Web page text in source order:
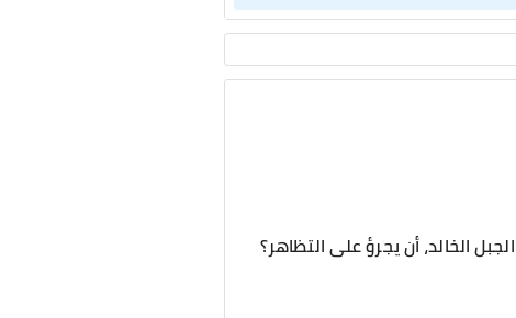
الخالد، أن يجرؤ على التظاهر؟